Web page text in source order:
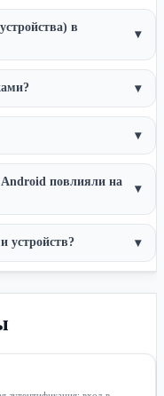
в
▾
▾
▾
повлияли на
▾
устройств? ▾